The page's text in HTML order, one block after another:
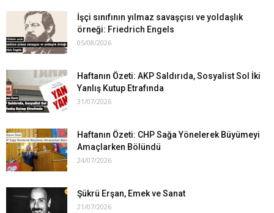
İşçi sınıfının yılmaz savaşçısı ve yoldaşlık
örneği: Friedrich Engels
05/08/2026
Haftanın Özeti: AKP Saldırıda, Sosyalist Sol İki
Yanlış Kutup Etrafında
31/07/2026
Haftanın Özeti: CHP Sağa Yönelerek Büyümeyi
Amaçlarken Bölündü
24/07/2026
Şükrü Erşan, Emek ve Sanat
21/07/2026